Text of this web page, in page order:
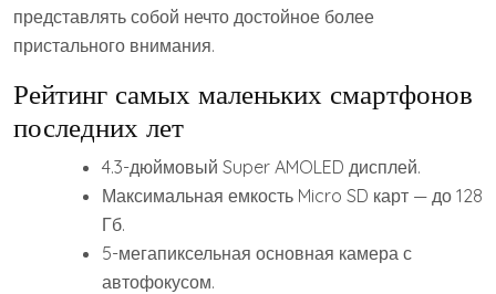
представлять собой нечто достойное более
пристального внимания.
Рейтинг самых маленьких смартфонов
последних лет
4.3-дюймовый Super AMOLED дисплей.
Максимальная емкость Micro SD карт — до 128
Гб.
5-мегапиксельная основная камера с
автофокусом.